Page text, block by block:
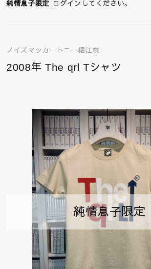
純情息子限定 ログインしてください。
ノイズマッカートニー堀江様
2008年 The qrl Tシャツ
純情息子限定